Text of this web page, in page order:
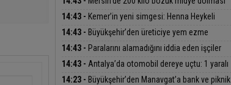
ele geçirildi
14:43 - Kemer’in yeni simgesi: Henna Heykeli
14:43 - Büyükşehir’den üreticiye yem ezme
makinesi desteği
14:43 - Paralarını alamadığını iddia eden işçiler
inşaatın çatısına çıktı
14:43 - Antalya’da otomobil dereye uçtu: 1 yaralı
14:23 - Büyükşehir’den Manavgat’a bank ve piknik